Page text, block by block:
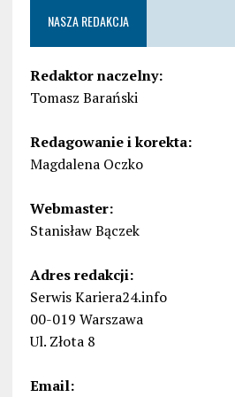
NASZA REDAKCJA
Redaktor naczelny:
Tomasz Barański
Redagowanie i korekta:
Magdalena Oczko
Webmaster:
Stanisław Bączek
Adres redakcji:
Serwis Kariera24.info
00-019 Warszawa
Ul. Złota 8
Email: